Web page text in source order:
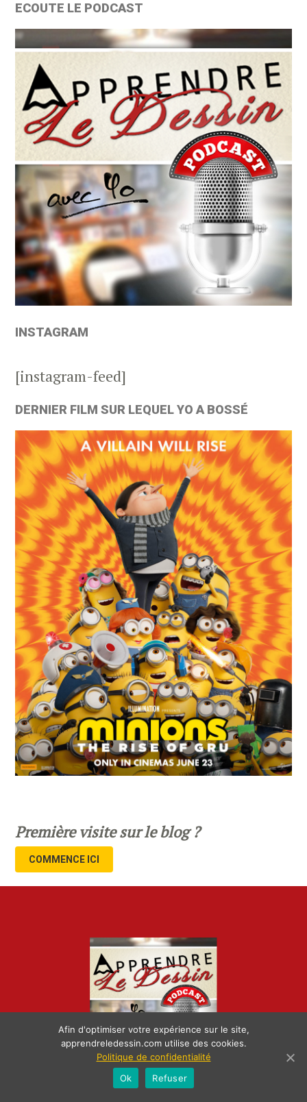
ECOUTE LE PODCAST
INSTAGRAM
[instagram-feed]
DERNIER FILM SUR LEQUEL YO A BOSSÉ
Première visite sur le blog ?
COMMENCE ICI
Afin d'optimiser votre expérience sur le site,
apprendreledessin.com utilise des cookies.
Politique de confidentialité
Ok
Refuser